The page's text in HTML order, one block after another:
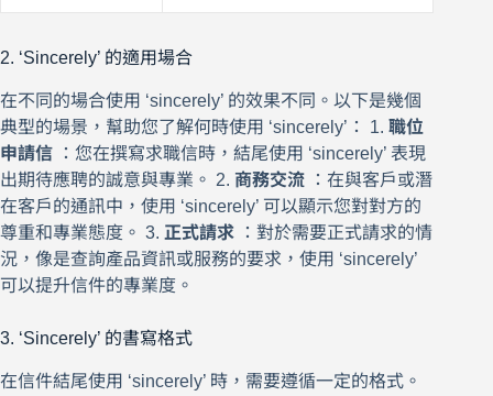
2. ‘Sincerely’ 的適用場合
在不同的場合使用 ‘sincerely’ 的效果不同。以下是幾個
典型的場景，幫助您了解何時使用 ‘sincerely’： 1. 職位
申請信
：您在撰寫求職信時，結尾使用 ‘sincerely’ 表現
出期待應聘的誠意與專業。 2. 商務交流
：在與客戶或潛
在客戶的通訊中，使用 ‘sincerely’ 可以顯示您對對方的
尊重和專業態度。 3. 正式請求
：對於需要正式請求的情
況，像是查詢產品資訊或服務的要求，使用 ‘sincerely’
可以提升信件的專業度。
3. ‘Sincerely’ 的書寫格式
在信件結尾使用 ‘sincerely’ 時，需要遵循一定的格式。